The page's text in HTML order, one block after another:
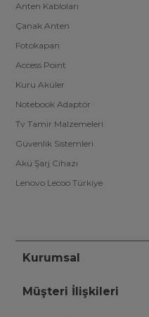
Anten Kabloları
Çanak Anten
Fotokapan
Access Point
Kuru Aküler
Notebook Adaptör
Tv Tamir Malzemeleri
Güvenlik Sistemleri
Akü Şarj Cihazı
Lenovo Lecoo Türkiye
Kurumsal
Müşteri İlişkileri